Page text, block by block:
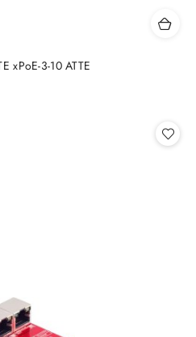
xPoE-3-10 ATTE